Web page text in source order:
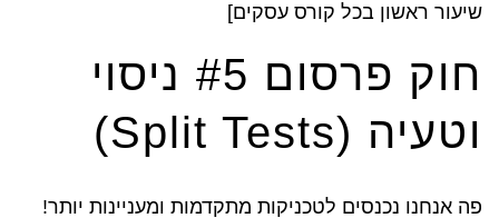
שיעור ראשון בכל קורס עסקים]
חוק פרסום #5 ניסוי
וטעיה (Split Tests)
פה אנחנו נכנסים לטכניקות מתקדמות ומעניינות יותר!